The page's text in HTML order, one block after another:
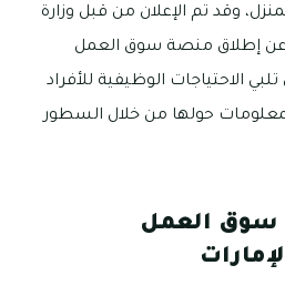
وقد تم الإعلان من قبل وزارة
عن إطلاق منصة سوق العمل
الاحتياجات الوظيفية للأفراد
حولها من خلال السطور
سوق العمل